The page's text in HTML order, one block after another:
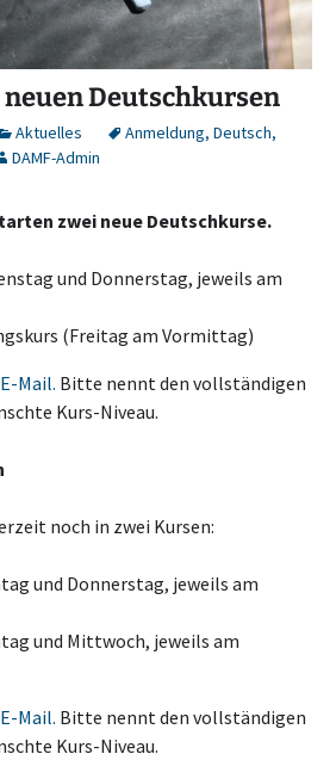
neuen Deutschkursen
Aktuelles Anmeldung, Deutsch,
DAMF-Admin
zwei neue Deutschkurse.
und Donnerstag, jeweils am
(Freitag am Vormittag)
Mail. Bitte nennt den vollständigen
Kurs-Niveau.
noch in zwei Kursen:
und Donnerstag, jeweils am
und Mittwoch, jeweils am
Mail. Bitte nennt den vollständigen
Kurs-Niveau.